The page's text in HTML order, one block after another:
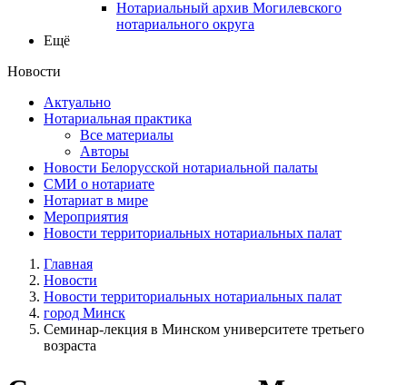
Нотариальный архив Могилевского
нотариального округа
Ещё
Новости
Актуально
Нотариальная практика
Все материалы
Авторы
Новости Белорусской нотариальной палаты
СМИ о нотариате
Нотариат в мире
Мероприятия
Новости территориальных нотариальных палат
Главная
Новости
Новости территориальных нотариальных палат
город Минск
Семинар-лекция в Минском университете третьего
возраста